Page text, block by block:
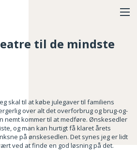
til de mindste
skal til at købe julegaver til familiens
over alt det overforbrug og brug-og-
nemt kommer til at medføre. Ønskesedler
og man kan hurtigt få klaret årets
på ønskesedlen. Det synes jeg er lidt
ved at finde en god løsning på det.